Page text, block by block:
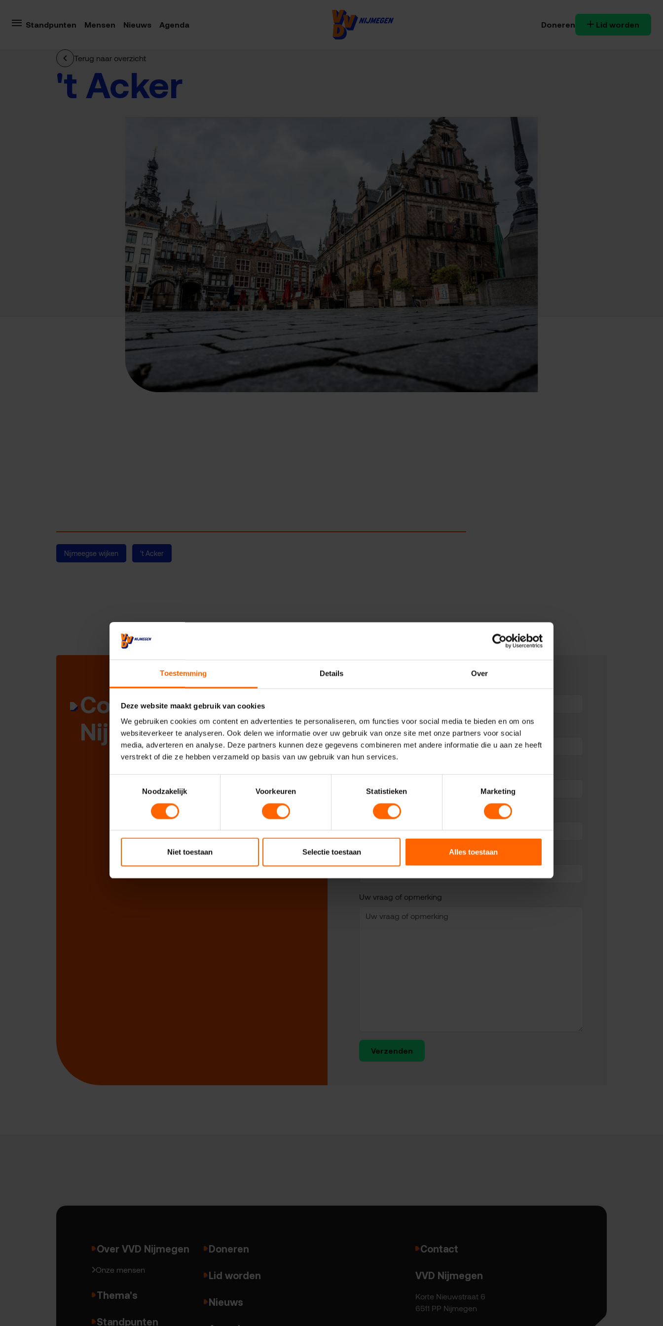
Toestemming Details Over
Deze website maakt gebruik van cookies
We gebruiken cookies om content en advertenties te personaliseren, om functies voor social media te bieden en om ons
websiteverkeer te analyseren. Ook delen we informatie over uw gebruik van onze site met onze partners voor social
media, adverteren en analyse. Deze partners kunnen deze gegevens combineren met andere informatie die u aan ze heeft
verstrekt of die ze hebben verzameld op basis van uw gebruik van hun services.
Noodzakelijk
Voorkeuren Statistieken Marketing
Niet toestaan Selectie toestaan Alles toestaan
Standpunten Mensen Nieuws Agenda Doneren Lid worden
Terug naar overzicht
't Acker
Nijmeegse wijken 't Acker
Contact met VVD
Nijmegen
Uw e-mailadres*
Uw woonplaats
Geadresseerde
Uw vraag of opmerking
Verzenden
Over VVD Nijmegen
Onze mensen
Thema's
Standpunten
Doneren
Lid worden
Nieuws
Contact
VVD Nijmegen
Korte Nieuwstraat 6
6511 PP Nijmegen